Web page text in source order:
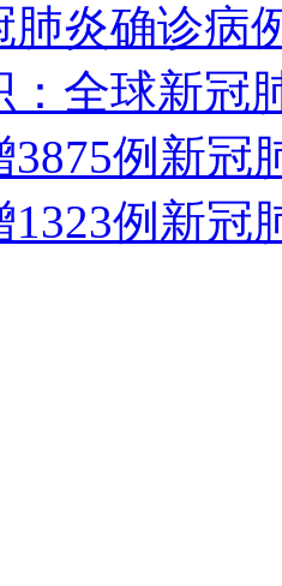
肺炎确诊病
：全球新冠
3875例新冠
例新冠